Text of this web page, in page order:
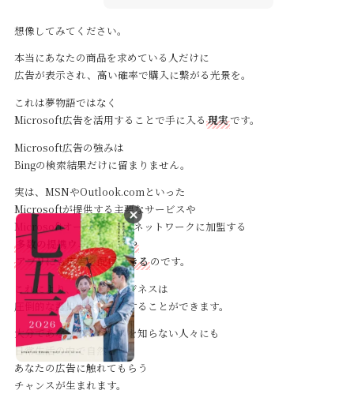
想像してみてください。
本当にあなたの商品を求めている人だけに
広告が表示され、高い確率で購入に繋がる光景を。
これは夢物語ではなく
Microsoft広告を活用することで手に入る 現実です。
Microsoft広告の強みは
Bingの検索結果だけに留まりません。
実は、MSNやOutlook.comといった
Microsoftが提供する主要なサービスや
Microsoftオーディエンスネットワークに加盟する
多数の提携ウェブサイトや
アプリにも広告を配信できるのです。
これにより、あなたのビジネスは
圧倒的な露出機会を手にすることができます。
大分であなたのビジネスを知らない人々にも
日常生活の中で自然と
あなたの広告に触れてもらう
チャンスが生まれます。